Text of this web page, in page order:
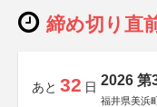
締め切り直
あと 32 日 2026 第
福井県美浜